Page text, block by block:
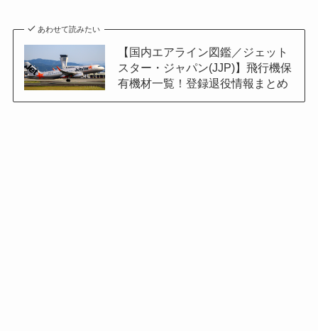
あわせて読みたい
【国内エアライン図鑑／ジェット
スター・ジャパン(JJP)】飛行機保
有機材一覧！登録退役情報まとめ